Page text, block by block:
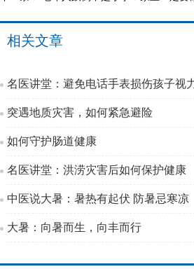
相关文章
名医讲堂：避免电话手表损伤孩子视
突遇地质灾害，如何紧急避险
如何守护肠道健康
名医讲堂：洪涝灾害后如何保护健康
中医说大暑：暑热有起伏 防暑忌寒凉
大暑：向暑而生，向丰而行